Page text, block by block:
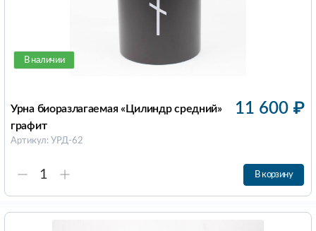
В наличии
Урна биоразлагаемая «Цилиндр средний»
графит
Артикул: УРД-62
11 600 ₽
В корзину